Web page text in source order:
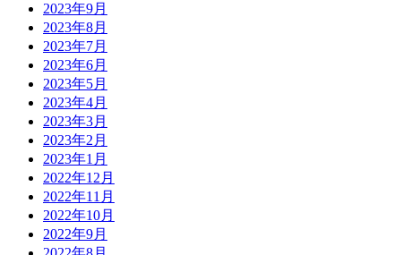
2023年9月
2023年8月
2023年7月
2023年6月
2023年5月
2023年4月
2023年3月
2023年2月
2023年1月
2022年12月
2022年11月
2022年10月
2022年9月